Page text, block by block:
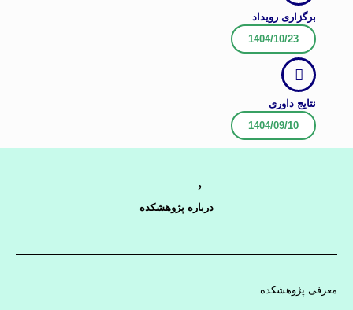
برگزاری رویداد
1404/10/23
نتایج داوری
1404/09/10
درباره پژوهشکده
معرفی پژوهشکده